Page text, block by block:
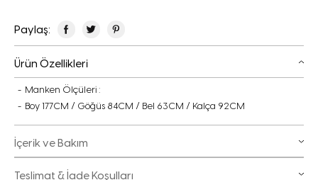
Paylaş:
Ürün Özellikleri
Manken Ölçüleri :
Boy 177CM / Göğüs 84CM / Bel 63CM / Kalça 92CM
İçerik ve Bakım
Teslimat & İade Koşulları